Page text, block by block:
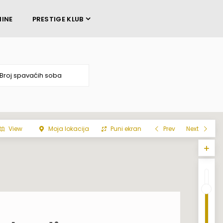
PRESTIGE KLUB
View Moja lokacija Puni ekran Prev Next